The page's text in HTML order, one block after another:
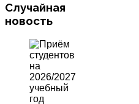
Случайная
новость